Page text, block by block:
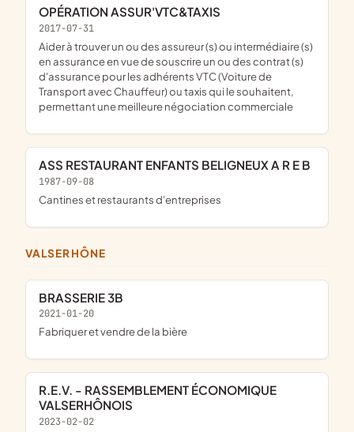
OPÉRATION ASSUR'VTC&TAXIS
2017-07-31
aider à trouver un ou des assureur (s) ou intermédiaire (s)
en assurance en vue de souscrire un ou des contrat (s)
d'assurance pour les adhérents VTC (Voiture de
Transport avec Chauffeur) ou taxis qui le souhaitent,
permettant une meilleure négociation commerciale
ASS RESTAURANT ENFANTS BELIGNEUX A R E B
1987-09-08
Cantines et restaurants d'entreprises
VALSERHÔNE
BRASSERIE 3B
2021-01-20
fabriquer et vendre de la bière
R.E.V. - RASSEMBLEMENT ÉCONOMIQUE
VALSERHÔNOIS
2023-02-02